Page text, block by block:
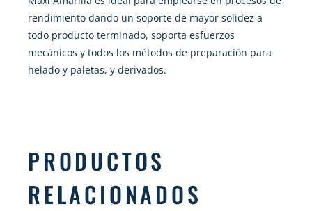
rendimiento dando un soporte de mayor solidez a
todo producto terminado, soporta esfuerzos
mecánicos y todos los métodos de preparación para
helado y paletas, y derivados.
PRODUCTOS
RELACIONADOS